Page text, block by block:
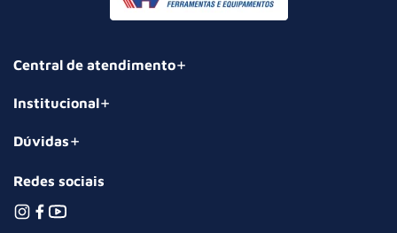
Central de atendimento
Institucional
Dúvidas
Redes sociais